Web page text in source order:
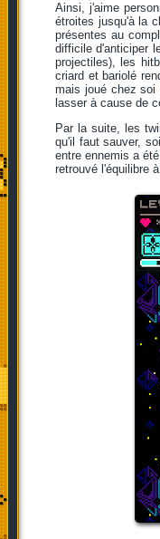
Ainsi, j'aime
étroites jusqu'à la
présentes au
difficile d'anticiper
projectiles), les
criard et bariolé
mais joué chez soi
lasser à cause de
Par la suite, les
qu'il faut sauver,
entre ennemis a
retrouvé l'équilibre